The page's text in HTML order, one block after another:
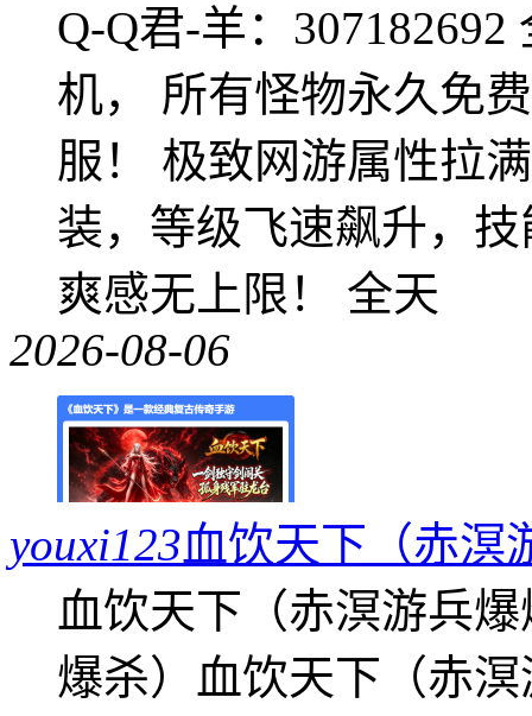
Q-Q君-羊：
机， 所有怪物永久免
服！ 极致网游属性拉
装，等级飞速飙升，
爽感无上限！ 全天
2026-08-06
youxi123血饮天下（赤溟
血饮天下（赤溟游兵
爆杀）血饮天下（赤